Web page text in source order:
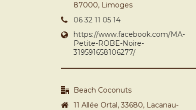
87000, Limoges
06 32 11 05 14
https://www.facebook.com/MA-
Petite-ROBE-Noire-
319591658106277/
Beach Coconuts
11 Allée Ortal, 33680, Lacanau-